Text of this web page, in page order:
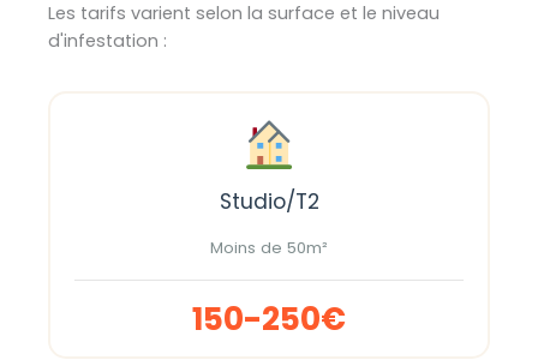
Les tarifs varient selon la surface et le niveau
d'infestation :
Studio/T2
Moins de 50m²
150-250€